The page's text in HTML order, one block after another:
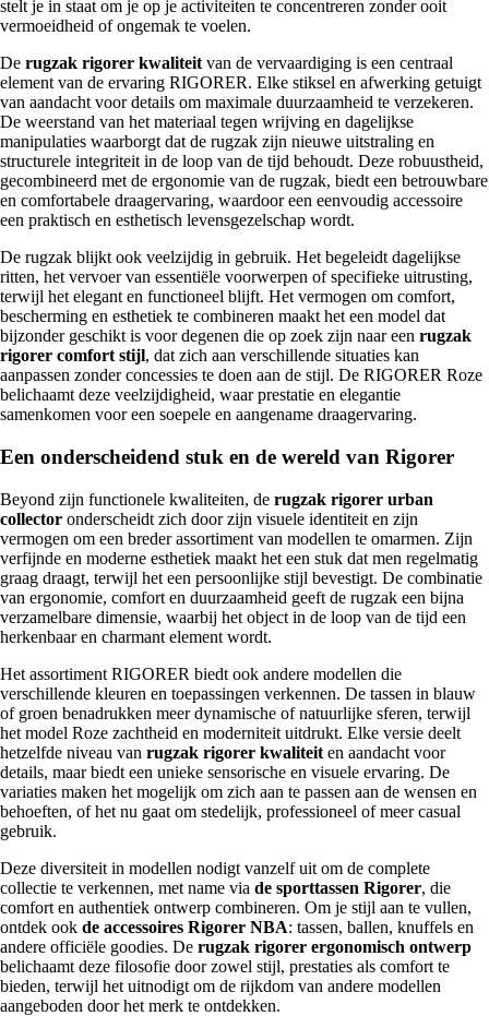
stelt je in staat om je op je activiteiten te concentreren zonder ooit
vermoeidheid of ongemak te voelen.
De rugzak rigorer kwaliteit van de vervaardiging is een centraal
element van de ervaring RIGORER. Elke stiksel en afwerking getuigt
van aandacht voor details om maximale duurzaamheid te verzekeren.
De weerstand van het materiaal tegen wrijving en dagelijkse
manipulaties waarborgt dat de rugzak zijn nieuwe uitstraling en
structurele integriteit in de loop van de tijd behoudt. Deze robuustheid,
gecombineerd met de ergonomie van de rugzak, biedt een betrouwbare
en comfortabele draagervaring, waardoor een eenvoudig accessoire
een praktisch en esthetisch levensgezelschap wordt.
De rugzak blijkt ook veelzijdig in gebruik. Het begeleidt dagelijkse
ritten, het vervoer van essentiële voorwerpen of specifieke uitrusting,
terwijl het elegant en functioneel blijft. Het vermogen om comfort,
bescherming en esthetiek te combineren maakt het een model dat
bijzonder geschikt is voor degenen die op zoek zijn naar een rugzak
rigorer comfort stijl, dat zich aan verschillende situaties kan
aanpassen zonder concessies te doen aan de stijl. De RIGORER Roze
belichaamt deze veelzijdigheid, waar prestatie en elegantie
samenkomen voor een soepele en aangename draagervaring.
Een onderscheidend stuk en de wereld van Rigorer
Beyond zijn functionele kwaliteiten, de rugzak rigorer urban
collector onderscheidt zich door zijn visuele identiteit en zijn
vermogen om een breder assortiment van modellen te omarmen. Zijn
verfijnde en moderne esthetiek maakt het een stuk dat men regelmatig
graag draagt, terwijl het een persoonlijke stijl bevestigt. De combinatie
van ergonomie, comfort en duurzaamheid geeft de rugzak een bijna
verzamelbare dimensie, waarbij het object in de loop van de tijd een
herkenbaar en charmant element wordt.
Het assortiment RIGORER biedt ook andere modellen die
verschillende kleuren en toepassingen verkennen. De tassen in blauw
of groen benadrukken meer dynamische of natuurlijke sferen, terwijl
het model Roze zachtheid en moderniteit uitdrukt. Elke versie deelt
hetzelfde niveau van rugzak rigorer kwaliteit en aandacht voor
details, maar biedt een unieke sensorische en visuele ervaring. De
variaties maken het mogelijk om zich aan te passen aan de wensen en
behoeften, of het nu gaat om stedelijk, professioneel of meer casual
gebruik.
Deze diversiteit in modellen nodigt vanzelf uit om de complete
collectie te verkennen, met name via de sporttassen Rigorer, die
comfort en authentiek ontwerp combineren. Om je stijl aan te vullen,
ontdek ook de accessoires Rigorer NBA: tassen, ballen, knuffels en
andere officiële goodies. De rugzak rigorer ergonomisch ontwerp
belichaamt deze filosofie door zowel stijl, prestaties als comfort te
bieden, terwijl het uitnodigt om de rijkdom van andere modellen
aangeboden door het merk te ontdekken.